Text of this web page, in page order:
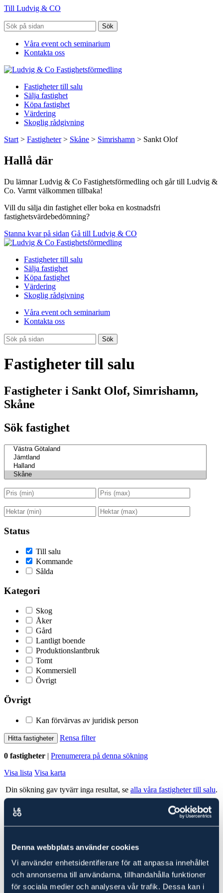
Denna webbplats använder cookies
Vi använder enhetsidentifierare för att anpassa innehållet
och annonserna till användarna, tillhandahålla funktioner
för sociala medier och analysera vår trafik. Dessa kan i
Till Ludvig & CO
Sök
Våra event och seminarium
Kontakta oss
Fastigheter till salu
Sälja fastighet
Köpa fastighet
Värdering
Skoglig rådgivning
Start > Fastigheter> Skåne > Simrishamn > Sankt Olof
Hallå där
Du lämnar Ludvig & Co Fastighetsförmedling och går till Ludvig &
Co. Varmt välkommen tillbaka!
Vill du sälja din fastighet eller boka en kostnadsfri
fastighetsvärdebedömning?
Stanna kvar på sidan Gå till Ludvig & CO
Fastigheter till salu
Sälja fastighet
Köpa fastighet
Värdering
Skoglig rådgivning
Våra event och seminarium
Kontakta oss
Sök
Fastigheter till salu
Fastigheter i Sankt Olof, Simrishamn,
Skåne
Sök fastighet
Status
Till salu
Kommande
Sålda
Kategori
Skog
Åker
Gård
Lantligt boende
Produktionslantbruk
Tomt
Kommersiell
Övrigt
Övrigt
Kan förvärvas av juridisk person
Hitta fastigheter Rensa filter
0 fastigheter | Prenumerera på denna sökning
Visa lista Visa karta
Din sökning gav tyvärr inga resultat, se alla våra fastigheter till salu.
Ludvig & Co Fastighetsförmedling
Ludvig & Co Fastighetsförmedling är landets största förmedlare av
skog- och lantbruksfastigheter. Vi hjälper också varje år många
kunder att köpa en fastighet genom att ge rådgivning till spekulanter
i form av köp- och investeringskalkyler samt värdering.